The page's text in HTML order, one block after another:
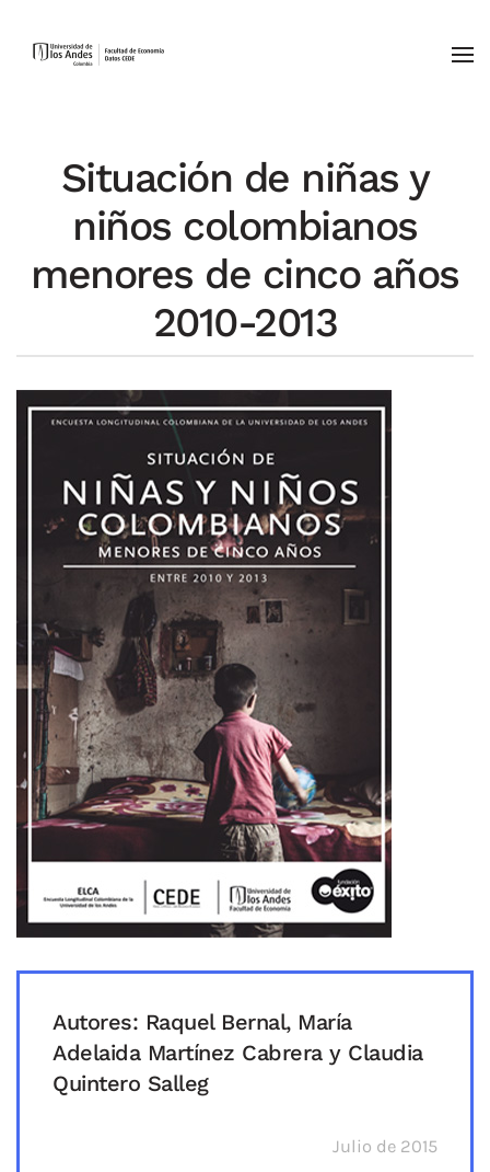
Skip to main content
Situación de niñas y
niños colombianos
menores de cinco años
2010-2013
Autores: Raquel Bernal, María
Adelaida Martínez Cabrera y Claudia
Quintero Salleg
Julio de 2015